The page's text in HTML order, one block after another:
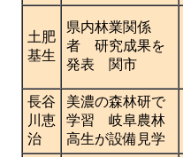
土肥
基生
県内林業関係
者 研究成果を
発表 関市
長谷
川恵
治
美濃の森林研で
学習 岐阜農林
高生が設備見学